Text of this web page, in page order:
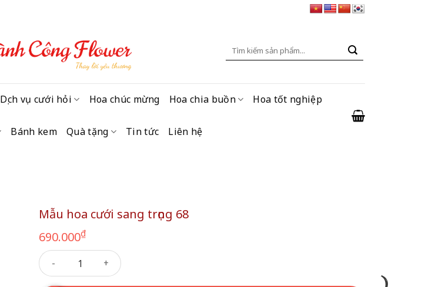
Tìm
Dịch vụ cưới hỏi Hoa chúc mừng Hoa chia buồn Hoa tốt nghiệp
Bánh kem Quà tặng Tin tức Liên hệ
Mẫu hoa cưới sang trọng 68
690.000₫
Mẫu hoa cưới sang trọng 68 số lượng